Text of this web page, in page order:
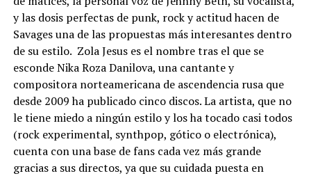
y las dosis perfectas de punk, rock y actitud hacen de
Savages una de las propuestas más interesantes dentro
de su estilo. Zola Jesus es el nombre tras el que se
esconde Nika Roza Danilova, una cantante y
compositora norteamericana de ascendencia rusa que
desde 2009 ha publicado cinco discos. La artista, que no
le tiene miedo a ningún estilo y los ha tocado casi todos
(rock experimental, synthpop, gótico o electrónica),
cuenta con una base de fans cada vez más grande
gracias a sus directos, ya que su cuidada puesta en